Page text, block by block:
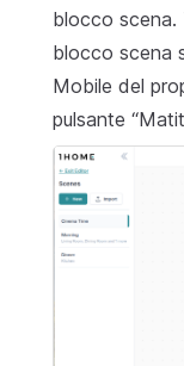
blocco scena.
blocco scena
Mobile del
pulsante